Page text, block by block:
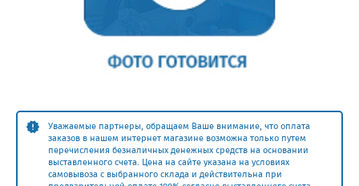
Уважаемые партнеры, обращаем Ваше внимание, что оплата
заказов в нашем интернет магазине возможна только путем
перечисления безналичных денежных средств на основании
выставленного счета. Цена на сайте указана на условиях
самовывоза с выбранного склада и действительна при